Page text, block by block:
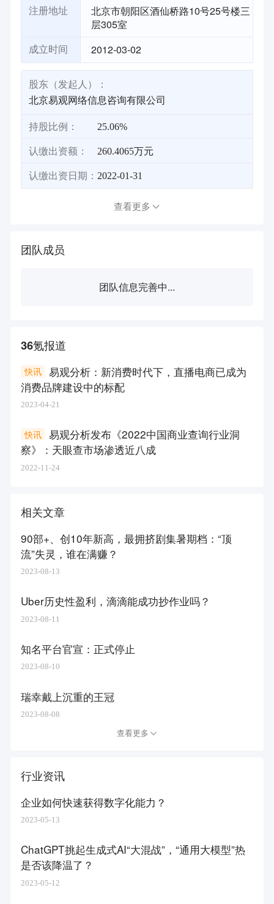
注册地址
北京市朝阳区酒仙桥路10号25号楼三
层305室
成立时间 2012-03-02
股东（发起人）：
北京易观网络信息咨询有限公司
持股比例： 25.06%
认缴出资额： 260.4065万元
认缴出资日期： 2022-01-31
查看更多
团队成员
团队信息完善中...
36氪报道
易观分析：新消费时代下，直播电商已成为
消费品牌建设中的标配
快讯
2023-04-21
易观分析发布《2022中国商业查询行业洞
察》：天眼查市场渗透近八成
快讯
2022-11-24
相关文章
90部+、创10年新高，最拥挤剧集暑期档：“顶
流”失灵，谁在满赚？
2023-08-13
Uber历史性盈利，滴滴能成功抄作业吗？
2023-08-11
知名平台官宣：正式停止
2023-08-10
瑞幸戴上沉重的王冠
2023-08-08
查看更多
行业资讯
企业如何快速获得数字化能力？
2023-05-13
ChatGPT挑起生成式AI“大混战”，“通用大模型”热
是否该降温了？
2023-05-12